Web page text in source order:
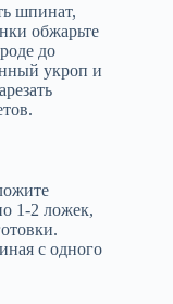
шпинат,
обжарьте
до
укроп и
1-2 ложек,
с одного